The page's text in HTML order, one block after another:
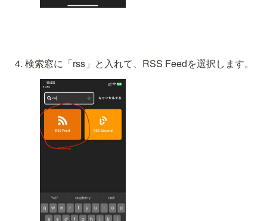
検索窓に「rss」と入れて、RSS Feedを選択します。